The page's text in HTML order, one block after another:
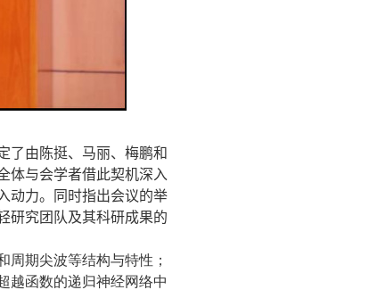
了由陈挺、马丽、梅鹏和
体与会学者借此契机深入
动力。同时指出会议的举
研究团队及其科研成果的
期尖波等结构与特性；
越函数的递归神经网络中